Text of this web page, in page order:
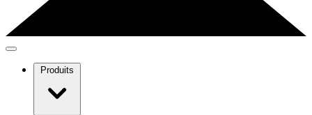
Produits